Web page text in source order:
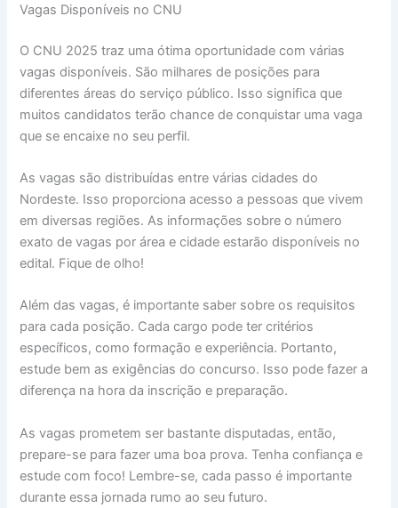
Vagas Disponíveis no CNU
O CNU 2025 traz uma ótima oportunidade com várias
vagas disponíveis. São milhares de posições para
diferentes áreas do serviço público. Isso significa que
muitos candidatos terão chance de conquistar uma vaga
que se encaixe no seu perfil.
As vagas são distribuídas entre várias cidades do
Nordeste. Isso proporciona acesso a pessoas que vivem
em diversas regiões. As informações sobre o número
exato de vagas por área e cidade estarão disponíveis no
edital. Fique de olho!
Além das vagas, é importante saber sobre os requisitos
para cada posição. Cada cargo pode ter critérios
específicos, como formação e experiência. Portanto,
estude bem as exigências do concurso. Isso pode fazer a
diferença na hora da inscrição e preparação.
As vagas prometem ser bastante disputadas, então,
prepare-se para fazer uma boa prova. Tenha confiança e
estude com foco! Lembre-se, cada passo é importante
durante essa jornada rumo ao seu futuro.